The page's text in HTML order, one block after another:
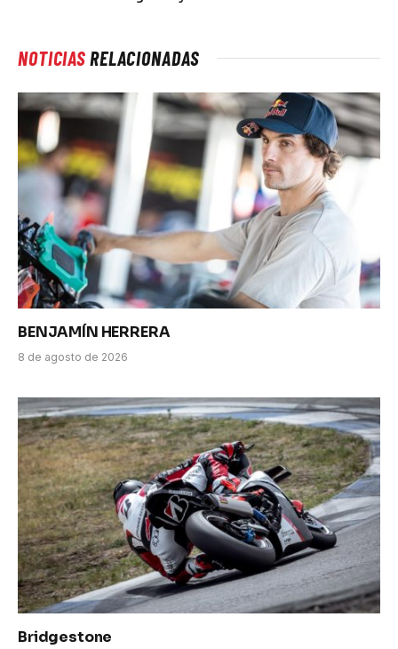
NOTICIASRELACIONADAS
BENJAMÍN HERRERA
8 de agosto de 2026
Bridgestone